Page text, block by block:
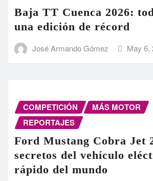
Baja TT Cuenca 2026:
una edición de récord
José Armando Gómez May 6,
COMPETICIÓN
MÁS MOTOR
REPORTAJES
Ford Mustang Cobra Jet
secretos del vehículo
rápido del mundo